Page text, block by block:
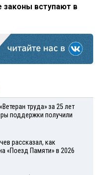
законы вступают в
труда» за 25 лет
поддержки получили
рассказал, как
«Поезд Памяти» в 2026